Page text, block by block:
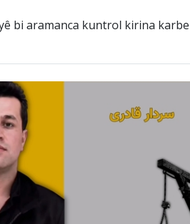
bi aramanca kuntrol kirina